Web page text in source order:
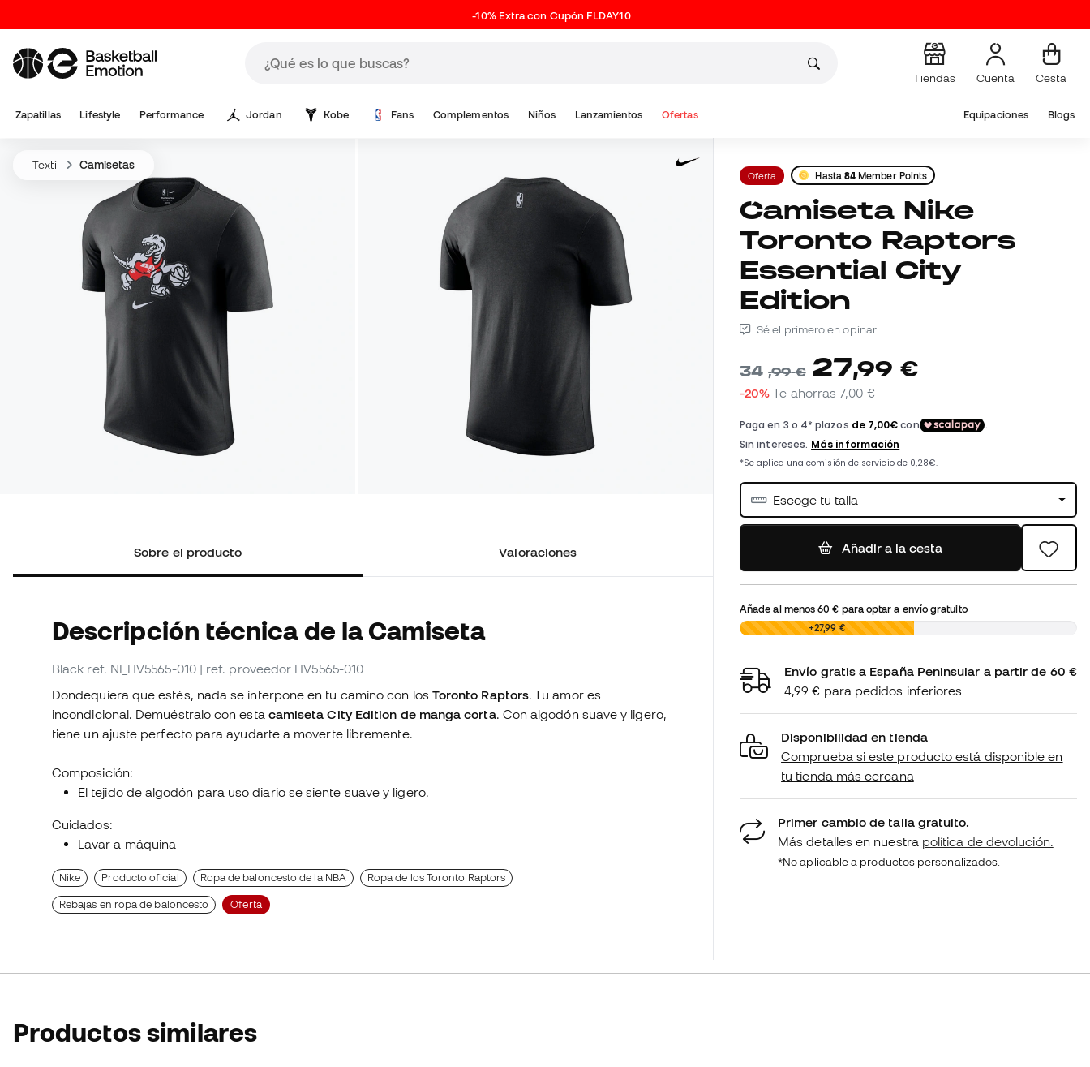
-10% Extra con Cupón FLDAY10
Tiendas Cuenta Cesta
Zapatillas Lifestyle Performance Jordan Kobe Fans Complementos Niños Lanzamientos Ofertas Equipaciones Blogs
Textil Camisetas
Sobre el producto Valoraciones
Descripción técnica de la Camiseta
Black ref. NI_HV5565-010 | ref. proveedor HV5565-010
Dondequiera que estés, nada se interpone en tu camino con los Toronto Raptors. Tu amor es
incondicional. Demuéstralo con esta camiseta City Edition de manga corta. Con algodón suave y ligero,
tiene un ajuste perfecto para ayudarte a moverte libremente.
Composición:
El tejido de algodón para uso diario se siente suave y ligero.
Cuidados:
Lavar a máquina
Nike Producto oficial Ropa de baloncesto de la NBA Ropa de los Toronto Raptors
Rebajas en ropa de baloncesto Oferta
Oferta Hasta 84 Member Points
Camiseta Nike
Toronto Raptors
Essential City
Edition
Sé el primero en opinar
34,99 € 27,99 €
-20% Te ahorras7,00 €
Escoge tu talla
Añadir a la cesta
Añade al menos60 € para optar a envío gratuito
0,00 € +27,99 €
Envío gratis a España Peninsular a partir de 60 €
4,99 € para pedidos inferiores
Disponibilidad en tienda
Comprueba si este producto está disponible en
tu tienda más cercana
Primer cambio de talla gratuito.
Más detalles en nuestra política de devolución.
*No aplicable a productos personalizados.
Productos similares